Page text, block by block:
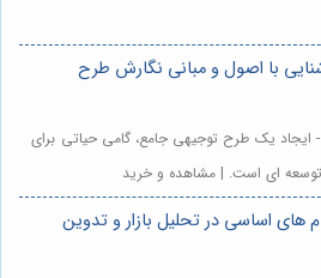
با اصول و مبانی نگارش طرح
ایجاد یک طرح توجیهی جامع، گامی حیاتی برای
ای است. | مشاهده و خرید
های اساسی در تحلیل بازار و تدوین